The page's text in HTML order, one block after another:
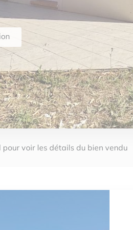
voir les détails du bien vendu